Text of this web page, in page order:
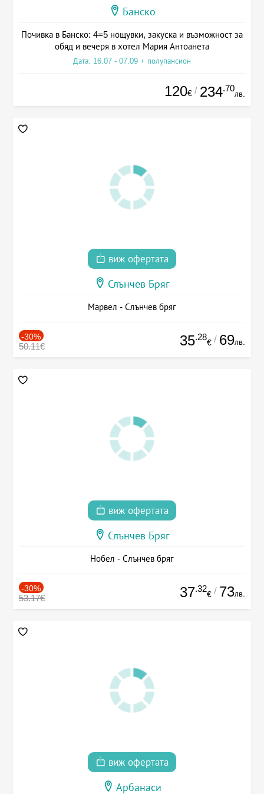
Банско
Почивка в Банско: 4=5 нощувки, закуска и възможност за
обяд и вечеря в хотел Мария Антоанета
Дата: 16.07 - 07.09 + полупансион
120€ / 234.70
лв.
виж офертата
Слънчев Бряг
Марвел - Слънчев бряг
-30%
50.11€ 35.28
€ / 69лв.
виж офертата
Слънчев Бряг
Нобел - Слънчев бряг
-30%
53.17€ 37.32
€ / 73лв.
виж офертата
Арбанаси